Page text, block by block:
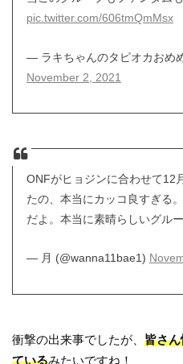
pic.twitter.com/606tmQmMsx
— ラキちゃんのタピオカおめ
November 2, 2021
ONFがヒョジンに合わせて12
たの、本当にカッコ良すぎる
だよ。本当に素晴らしいグル
— 月 (@wanna11bae1)
衝撃の出来事でしたが、皆さ
ているみたいですね！